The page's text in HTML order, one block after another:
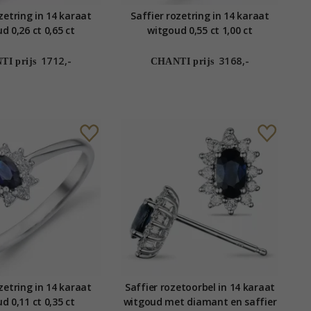
in 14 karaat
0,26 ct 0,65 ct
prijs 1712,-
Saffier rozetring in 14 karaat
witgoud 0,55 ct 1,00 ct
CHANTI prijs 3168,-
in 14 karaat
0,11 ct 0,35 ct
Saffier rozetoorbel in 14 karaat
witgoud met diamant en saffier